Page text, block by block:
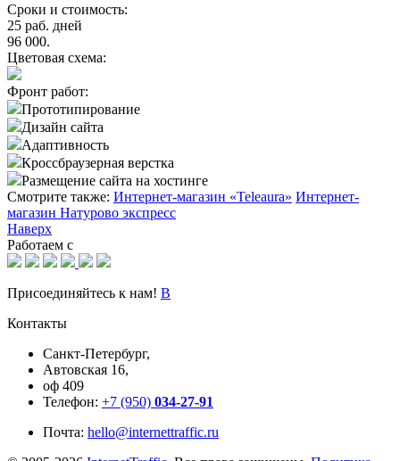
Сроки и стоимость:
25 раб. дней
96 000.
Цветовая схема:
Фронт работ:
Прототипирование
Дизайн сайта
Адаптивность
Кроссбраузерная верстка
Размещение сайта на хостинге
Смотрите также: Интернет-магазин «Teleaura» Интернет-
магазин Натурово экспресс
Наверх
Работаем с
Присоединяйтесь к нам! В
Контакты
Санкт-Петербург,
Автовская 16,
оф 409
Телефон: +7 (950) 034-27-91
Почта: hello@internettraffic.ru